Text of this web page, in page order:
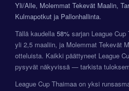
Yli/Alle, Molemmat Tekevät Maalin,
Kulmapotkut ja Pallonhallinta.
Tällä kaudella 58% sarjan League
yli 2,5 maaliin, ja Molemmat Tekevät
otteluista. Kaikki päättyneet League
pysyvät näkyvissä — tarkista
League Cup Thaimaa on yksi